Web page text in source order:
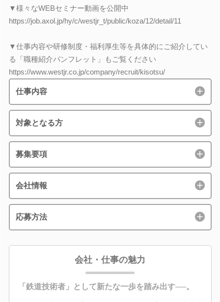
▼様々なWEBセミナー動画を公開中
https://job.axol.jp/hy/c/westjr_t/public/koza/12/detail/11
▼仕事内容や研修制度・福利厚生等を具体的にご紹介してい
る「職種紹介パンフレット」もご覧ください
https://www.westjr.co.jp/company/recruit/kisotsu/
仕事内容
対象となる方
募集要項
会社情報
応募方法
会社・仕事の魅力
「鉄道技術者」として新たな一歩を踏み出す──。